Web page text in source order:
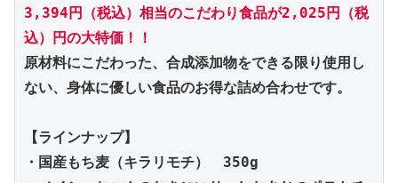
3,394円（税込）相当のこだわり食品が2,025円（税
込）円の大特価！！
原材料にこだわった、合成添加物をできる限り使用し
ない、身体に優しい食品のお得な詰め合わせです。
【ラインナップ】
・国産もち麦（キラリモチ）　350g